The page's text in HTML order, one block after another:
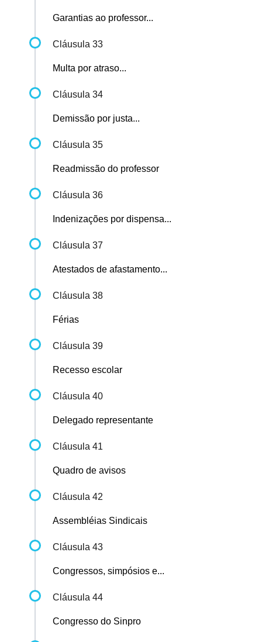
Garantias ao professor...
Cláusula 33
Multa por atraso...
Cláusula 34
Demissão por justa...
Cláusula 35
Readmissão do professor
Cláusula 36
Indenizações por dispensa...
Cláusula 37
Atestados de afastamento...
Cláusula 38
Férias
Cláusula 39
Recesso escolar
Cláusula 40
Delegado representante
Cláusula 41
Quadro de avisos
Cláusula 42
Assembléias Sindicais
Cláusula 43
Congressos, simpósios e...
Cláusula 44
Congresso do Sinpro